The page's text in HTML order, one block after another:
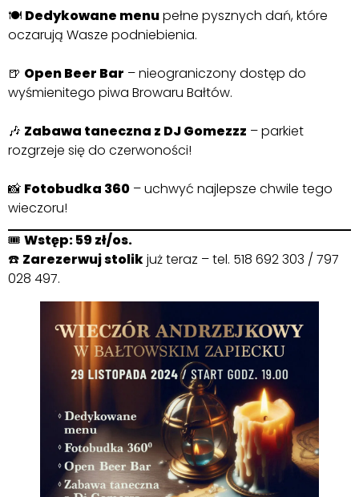
🍽 Dedykowane menupełne pysznych dań, które
oczarują Wasze podniebienia.
🍺 Open Beer Bar – nieograniczony dostęp do
wyśmienitego piwa Browaru Bałtów.
🎶 Zabawa taneczna z DJ Gomezzz – parkiet
rozgrzeje się do czerwoności!
📸 Fotobudka 360 – uchwyć najlepsze chwile tego
wieczoru!
🎟️ Wstęp: 59 zł/os.
☎️ Zarezerwuj stolikjuż teraz – tel. 518 692 303 / 797
028 497.